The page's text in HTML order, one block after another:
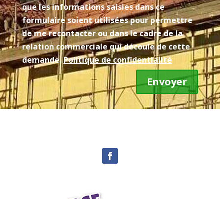
que les informations saisies dans ce
formulaire soient utilisées pour permettre
de me recontacter ou dans le cadre de la
relation commerciale qui découle de cette
demande.Politique de confidentialité
Envoyer